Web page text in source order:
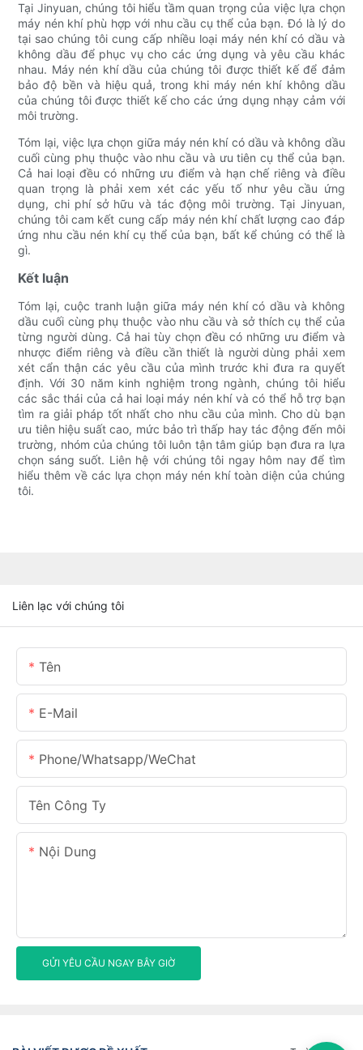
Tại Jinyuan, chúng tôi hiểu tầm quan trọng của việc lựa chọn
máy nén khí phù hợp với nhu cầu cụ thể của bạn. Đó là lý do
tại sao chúng tôi cung cấp nhiều loại máy nén khí có dầu và
không dầu để phục vụ cho các ứng dụng và yêu cầu khác
nhau. Máy nén khí dầu của chúng tôi được thiết kế để đảm
bảo độ bền và hiệu quả, trong khi máy nén khí không dầu
của chúng tôi được thiết kế cho các ứng dụng nhạy cảm với
môi trường.
Tóm lại, việc lựa chọn giữa máy nén khí có dầu và không dầu
cuối cùng phụ thuộc vào nhu cầu và ưu tiên cụ thể của bạn.
Cả hai loại đều có những ưu điểm và hạn chế riêng và điều
quan trọng là phải xem xét các yếu tố như yêu cầu ứng
dụng, chi phí sở hữu và tác động môi trường. Tại Jinyuan,
chúng tôi cam kết cung cấp máy nén khí chất lượng cao đáp
ứng nhu cầu nén khí cụ thể của bạn, bất kể chúng có thể là
gì.
Kết luận
Tóm lại, cuộc tranh luận giữa máy nén khí có dầu và không
dầu cuối cùng phụ thuộc vào nhu cầu và sở thích cụ thể của
từng người dùng. Cả hai tùy chọn đều có những ưu điểm và
nhược điểm riêng và điều cần thiết là người dùng phải xem
xét cẩn thận các yêu cầu của mình trước khi đưa ra quyết
định. Với 30 năm kinh nghiệm trong ngành, chúng tôi hiểu
các sắc thái của cả hai loại máy nén khí và có thể hỗ trợ bạn
tìm ra giải pháp tốt nhất cho nhu cầu của mình. Cho dù bạn
ưu tiên hiệu suất cao, mức bảo trì thấp hay tác động đến môi
trường, nhóm của chúng tôi luôn tận tâm giúp bạn đưa ra lựa
chọn sáng suốt. Liên hệ với chúng tôi ngay hôm nay để tìm
hiểu thêm về các lựa chọn máy nén khí toàn diện của chúng
tôi.
Liên lạc với chúng tôi
Tên
E-Mail
Phone/Whatsapp/WeChat
Tên Công Ty
Nội Dung
GỬI YÊU CẦU NGAY BÂY GIỜ